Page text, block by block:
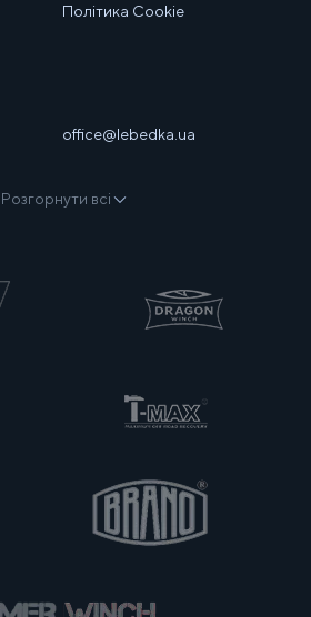
Політика Cookie
office@lebedka.ua
Розгорнути всі